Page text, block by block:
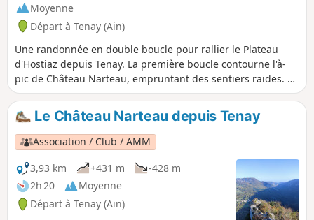
Moyenne
Départ à Tenay (Ain)
Une randonnée en double boucle pour rallier le Plateau
d'Hostiaz depuis Tenay. La première boucle contourne l'à-
pic de Château Narteau, empruntant des sentiers raides. La
seconde boucle permet de longer le haut des falaises du
plateau, offrant de belles vues sur la vallée de l’Albarine.
Le Château Narteau depuis Tenay
Association / Club / AMM
3,93 km
+431 m
-428 m
2h 20
Moyenne
Départ à Tenay (Ain)